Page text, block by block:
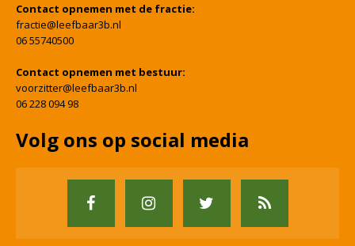
Contact opnemen met de fractie:
fractie@leefbaar3b.nl
06 55740500
Contact opnemen met bestuur:
voorzitter@leefbaar3b.nl
06 228 094 98
Volg ons op social media